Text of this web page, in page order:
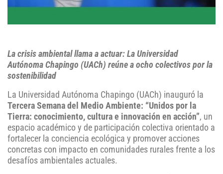
La crisis ambiental llama a actuar: La Universidad
Autónoma Chapingo (UACh) reúne a ocho colectivos por la
sostenibilidad
La Universidad Autónoma Chapingo (UACh) inauguró la
Tercera Semana del Medio Ambiente: “Unidos por la
Tierra: conocimiento, cultura e innovación en acción”, un
espacio académico y de participación colectiva orientado a
fortalecer la conciencia ecológica y promover acciones
concretas con impacto en comunidades rurales frente a los
desafíos ambientales actuales.